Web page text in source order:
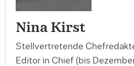
Nina Kirst
Stellvertretende
Editor in Chief (bis